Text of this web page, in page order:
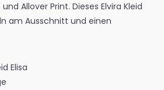
Allover Print. Dieses Elvira Kleid
am Ausschnitt und einen
Elisa